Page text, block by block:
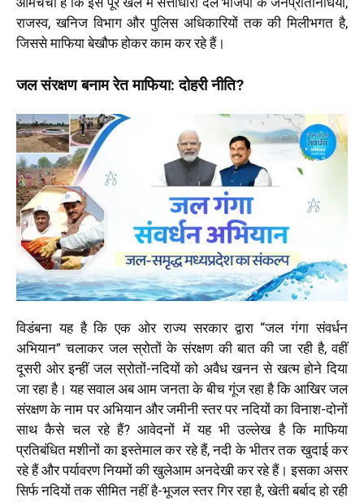
राजस्व, खनिज विभाग और पुलिस अधिकारियों तक की मिलीभगत है,
जिससे माफिया बेखौफ होकर काम कर रहे हैं।
जल संरक्षण बनाम रेत माफिया: दोहरी नीति?
विडंबना यह है कि एक ओर राज्य सरकार द्वारा “जल गंगा संवर्धन
अभियान” चलाकर जल स्रोतों के संरक्षण की बात की जा रही है, वहीं
दूसरी ओर इन्हीं जल स्रोतों-नदियों को अवैध खनन से खत्म होने दिया
जा रहा है। यह सवाल अब आम जनता के बीच गूंज रहा है कि आखिर जल
संरक्षण के नाम पर अभियान और जमीनी स्तर पर नदियों का विनाश-दोनों
साथ कैसे चल रहे हैं? आवेदनों में यह भी उल्लेख है कि माफिया
प्रतिबंधित मशीनों का इस्तेमाल कर रहे हैं, नदी के भीतर तक खुदाई कर
रहे हैं और पर्यावरण नियमों की खुलेआम अनदेखी कर रहे हैं। इसका असर
सिर्फ नदियों तक सीमित नहीं है-भूजल स्तर गिर रहा है, खेती बर्बाद हो रही